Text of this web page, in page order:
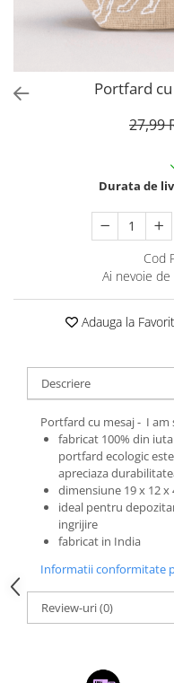
Portfard
27,99
Durata de
Cod
Ai nevoie de
Adauga la
Descriere
Portfard cu mesaj - I am
fabricat 100% din
portfard ecologic
apreciaza
dimensiune 19 x 12 x
ideal pentru
ingrijire
fabricat in India
Informatii conformitate
Review-uri(0)